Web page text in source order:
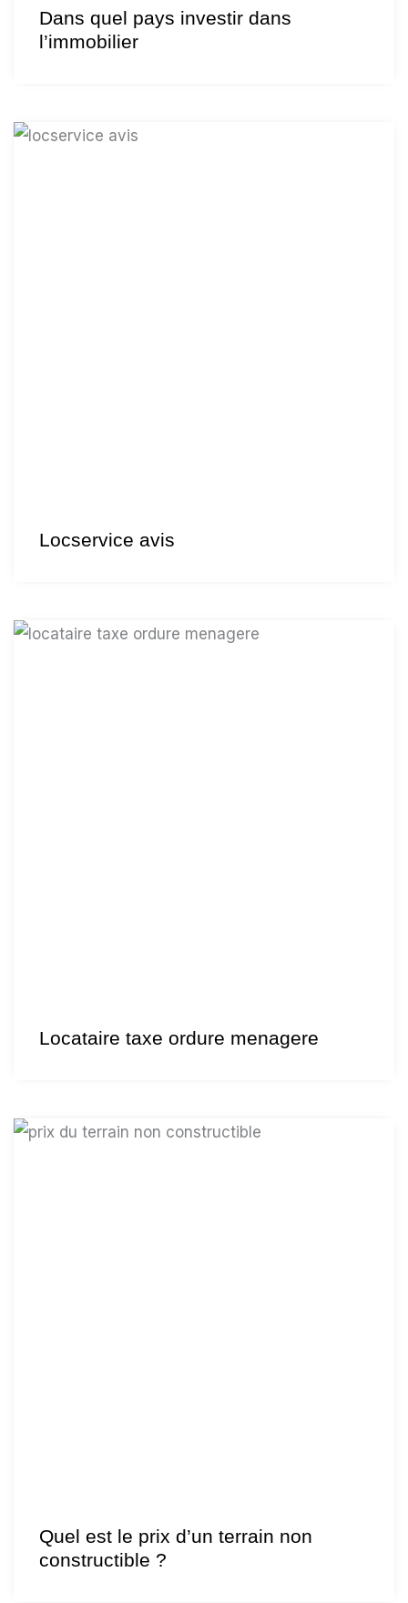
Dans quel pays investir dans
l’immobilier
Locservice avis
Locataire taxe ordure menagere
Quel est le prix d’un terrain non
constructible ?